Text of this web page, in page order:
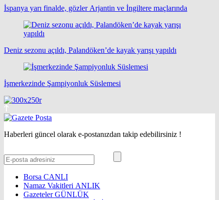
İspanya yarı finalde, gözler Arjantin ve İngiltere maçlarında
Deniz sezonu açıldı, Palandöken’de kayak yarışı yapıldı
İşmerkezinde Şampiyonluk Süslemesi
Haberleri güncel olarak e-postanızdan takip edebilirsiniz !
Borsa CANLI
Namaz Vakitleri ANLIK
GazetelerGÜNLÜK